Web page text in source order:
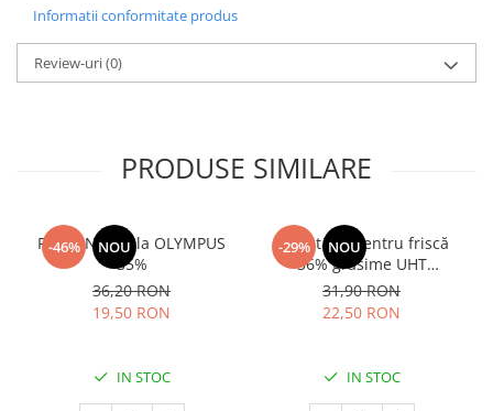
Informatii conformitate produs
Review-uri(0)
PRODUSE SIMILARE
-46% NOU
Frisca Naturala OLYMPUS
35%
36,20 RON
19,50 RON
IN STOC
-29% NOU
Smântână pentru friscă
36% grăsime UHT
MLEKOVITA
31,90 RON
22,50 RON
IN STOC